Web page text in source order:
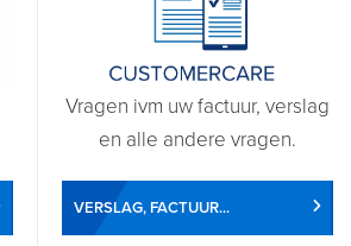
Vragen ivm uw factuur, verslag
en alle andere vragen.
VERSLAG, FACTUUR...